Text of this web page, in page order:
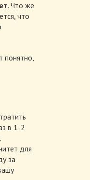
. Что же
что
понятно,
в 1-2
для
за